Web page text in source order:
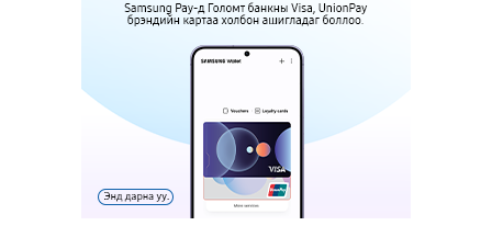
АҮЭБЯ: Тэгш, сондгойг мөрдөөгүй 7 ШТС-д
торгууль ногдуулах, тусгай зөвшөөрлийг нь
цуцлах хүртэл арга хэмжээ авахыг сануулав
Боловсролын сайд Л.Энх-Амгалан Pearson
компанийн удирдлагуудтай уулзаж, хамтын
ажиллагааг гүнзгийрүүлэх талаар ярилцжээ